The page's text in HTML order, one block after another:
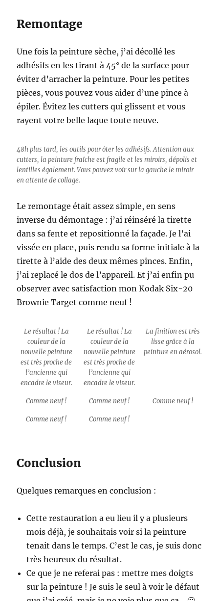
Remontage
Une fois la peinture sèche, j’ai décollé les
adhésifs en les tirant à 45° de la surface pour
éviter d’arracher la peinture. Pour les petites
pièces, vous pouvez vous aider d’une pince à
épiler. Évitez les cutters qui glissent et vous
rayent votre belle laque toute neuve.
48h plus tard, les outils pour ôter les adhésifs. Attention aux
cutters, la peinture fraîche est fragile et les miroirs, dépolis et
lentilles également. Vous pouvez voir sur la gauche le miroir
en attente de collage.
Le remontage était assez simple, en sens
inverse du démontage : j’ai réinséré la tirette
dans sa fente et repositionné la façade. Je l’ai
vissée en place, puis rendu sa forme initiale à la
tirette à l’aide des deux mêmes pinces. Enfin,
j’ai replacé le dos de l’appareil. Et j’ai enfin pu
observer avec satisfaction mon Kodak Six-20
Brownie Target comme neuf !
Le résultat ! La
couleur de la
nouvelle peinture
est très proche de
l’ancienne qui
encadre le viseur.
Le résultat ! La
couleur de la
nouvelle peinture
est très proche de
l’ancienne qui
encadre le viseur.
La finition est très
lisse grâce à la
peinture en aérosol.
Comme neuf ! Comme neuf ! Comme neuf !
Comme neuf ! Comme neuf !
Conclusion
Quelques remarques en conclusion :
Cette restauration a eu lieu il y a plusieurs
mois déjà, je souhaitais voir si la peinture
tenait dans le temps. C’est le cas, je suis donc
très heureux du résultat.
Ce que je ne referai pas : mettre mes doigts
sur la peinture ! Je suis le seul à voir le défaut